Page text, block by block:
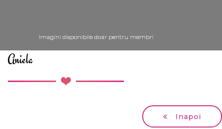
Imagini disponibile doar pentru membri
Imagini disponibile doar pentru membri
Imagini disponibile doar pentru membri
Imagini disponibile doar pentru membri
Imagini disponibile doar pentru membri
Imagini disponibile doar pentru membri
Aniela
Inapoi